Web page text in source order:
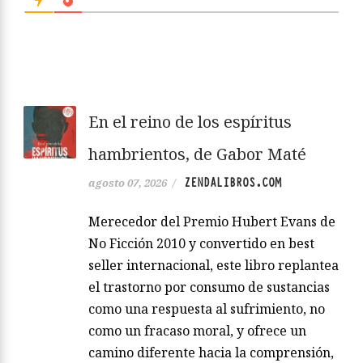
En el reino de los espíritus
hambrientos, de Gabor Maté
agosto 07, 2026 / ZENDALIBROS.COM
Merecedor del Premio Hubert Evans de
No Ficción 2010 y convertido en best
seller internacional, este libro replantea
el trastorno por consumo de sustancias
como una respuesta al sufrimiento, no
como un fracaso moral, y ofrece un
camino diferente hacia la comprensión,